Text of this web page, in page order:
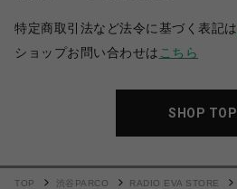
特定商取引法など法令に基づく表記は
ショップお問い合わせは こちら
SHOP TOP
TOP 渋谷PARCO RADIO EVA STORE